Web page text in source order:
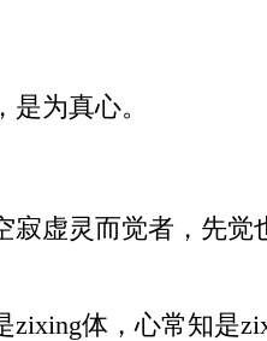
为真心。
虚灵而觉者，先觉
体，心常知是